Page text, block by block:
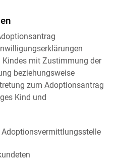
Kindes mit Zustimmung der
beziehungsweise
zum Adoptionsantrag
Kind und